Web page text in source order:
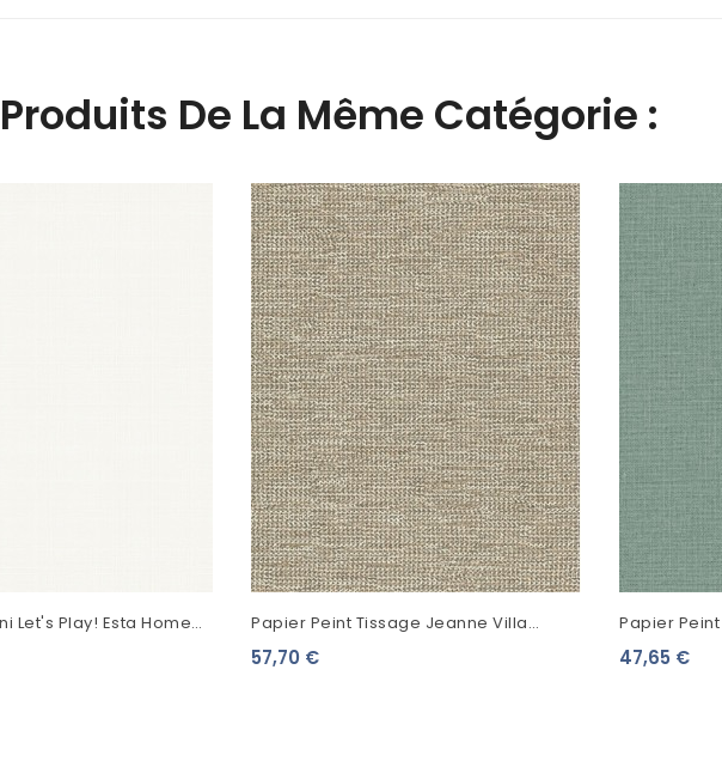
De La Même Catégorie :
Let's Play! Esta Home
Papier Peint Tissage Jeanne Villa
Rosalie Grège 51223607
57,70 €
Papier
Menthe
47,65 €